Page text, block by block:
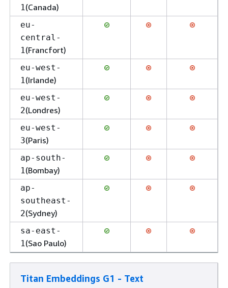
1(Canada)
eu-
central-
1(Francfort)
eu-west-
1(Irlande)
eu-west-
2(Londres)
eu-west-
3(Paris)
ap-south-
1(Bombay)
ap-
southeast-
2(Sydney)
sa-east-
1(Sao Paulo)
Titan Embeddings G1 - Text